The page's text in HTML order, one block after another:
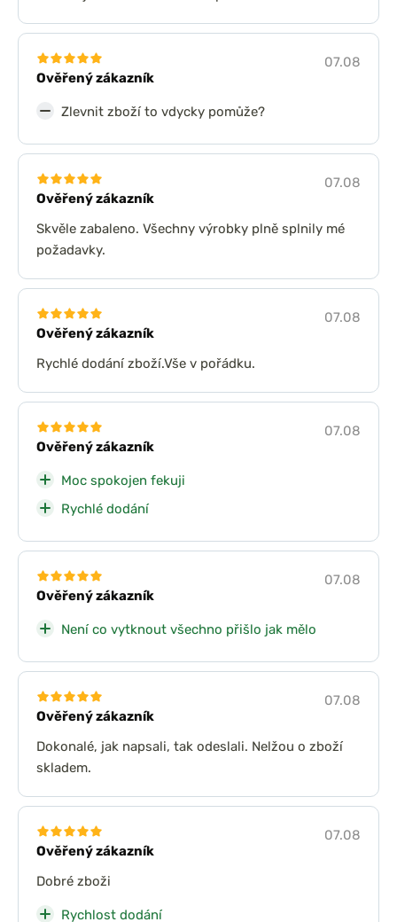
Ověřený zákazník
07.08
Zlevnit zboží to vdycky pomůže?
Ověřený zákazník
07.08
Skvěle zabaleno. Všechny výrobky plně splnily mé
požadavky.
Ověřený zákazník
07.08
Rychlé dodání zboží.Vše v pořádku.
Ověřený zákazník
07.08
Moc spokojen fekuji
Rychlé dodání
Ověřený zákazník
07.08
Není co vytknout všechno přišlo jak mělo
Ověřený zákazník
07.08
Dokonalé, jak napsali, tak odeslali. Nelžou o zboží
skladem.
Ověřený zákazník
07.08
Dobré zboži
Rychlost dodání